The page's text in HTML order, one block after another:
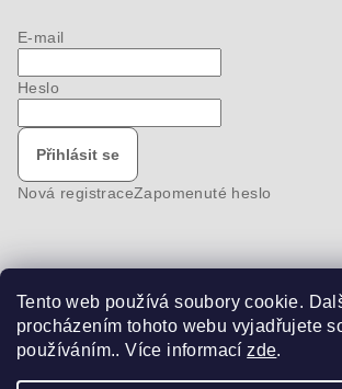
Tento web používá soubory cookie.
procházením tohoto webu vyjadřujete
používáním.. Více informacízde.
E-mail
Heslo
Přihlásit se
Nová registraceZapomenuté heslo
Nákupní košík